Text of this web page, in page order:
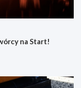
na Start!